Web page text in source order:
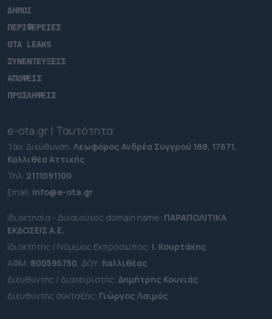
ΔΗΜΟΙ
ΠΕΡΙΦΕΡΕΙΕΣ
OTA LEAKS
ΣΥΝΕΝΤΕΥΞΕΙΣ
ΑΠΟΨΕΙΣ
ΠΡΟΣΛΗΨΕΙΣ
e-ota.gr | Ταυτότητα
Ταχ. Διεύθυνση: Λεωφόρος Ανδρέα Συγγρού 188, 17671,
Καλλιθέα Αττικής
Τηλ: 2111091100
Εmail: info@e-ota.gr
Ιδιοκτησία - Δικαιούχος domain name: ΠΑΡΑΠΟΛΙΤΙΚΑ
ΕΚΔΟΣΕΙΣ A.E.
Ιδιοκτήτης / Νόμιμος Εκπρόσωπος: Ι. Κουρτάκης
ΑΦΜ: 800595750, ΔΟΥ: Καλλιθέας
Διευθυντής / Διαχειριστής: Δημήτρης Κουνιάς
Διευθυντής σύνταξης: Γιώργος Λαιμός